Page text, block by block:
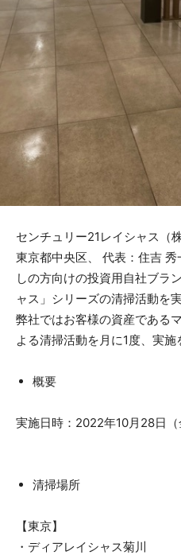
センチュリー21レイシャス（
東京都中央区、 代表：住吉
しの方向けの投資用自社ブラ
ャス」シリーズの清掃活動を
弊社ではお客様の資産である
よる清掃活動を月に1度、実施
概要
実施日時：2022年10月28日（
清掃場所
【東京】
・ディアレイシャス菊川